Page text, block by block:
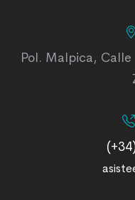
Pol. Malpica,